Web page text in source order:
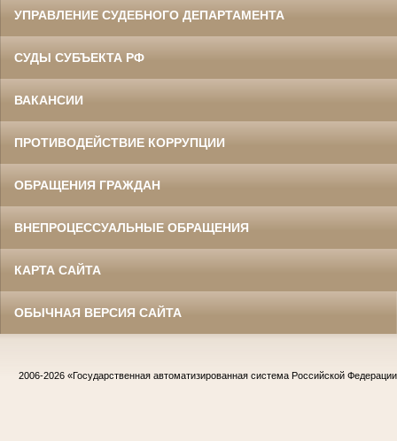
УПРАВЛЕНИЕ СУДЕБНОГО ДЕПАРТАМЕНТА
СУДЫ СУБЪЕКТА РФ
ВАКАНСИИ
ПРОТИВОДЕЙСТВИЕ КОРРУПЦИИ
ОБРАЩЕНИЯ ГРАЖДАН
ВНЕПРОЦЕССУАЛЬНЫЕ ОБРАЩЕНИЯ
КАРТА САЙТА
ОБЫЧНАЯ ВЕРСИЯ САЙТА
2006-2026 «Государственная автоматизированная система Российской